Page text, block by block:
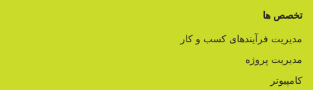
تخصص ها
مدیریت فرآیندهای کسب و کار
مدیریت پروژه
کامپیوتر